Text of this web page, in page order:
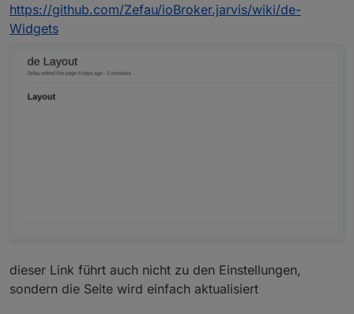
https://github.com/Zefau/ioBroker.jarvis/wiki/de-
Widgets
dieser Link führt auch nicht zu den Einstellungen,
sondern die Seite wird einfach aktualisiert